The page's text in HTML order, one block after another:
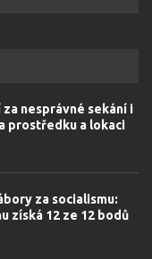
za nesprávné sekání i
prostředku a lokaci
za socialismu:
získá 12 ze 12 bodů